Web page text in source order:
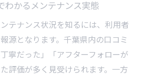
わかるメンテナンス実態
テナンス状況を知るには、利用者
源となります。千葉県内の口コミ
寧だった」「アフターフォローが
評価が多く見受けられます。一方